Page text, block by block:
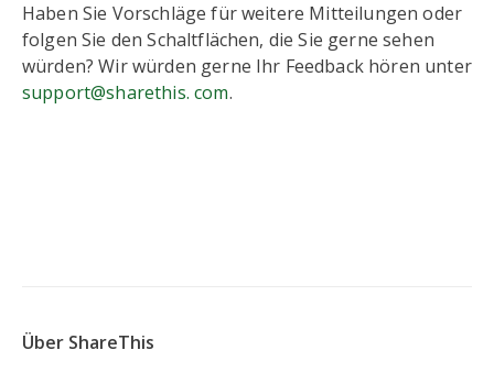
Haben Sie Vorschläge für weitere Mitteilungen oder
folgen Sie den Schaltflächen, die Sie gerne sehen
würden? Wir würden gerne Ihr Feedback hören unter
support@sharethis. com.
Über ShareThis